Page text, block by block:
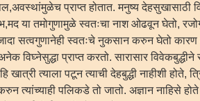
प्राप्त होतात. मनुष्य देहसुखासाठी
या तमोगुणामुळे स्वतःचा नाश ओढवून घेतो,
जादा सत्वगुणानेही स्वतःचे नुकसान करुन घेतो कारण
विघ्नेसुद्धा प्राप्त करतो. सारासार विवेकबुद्धीने
खात्री त्याला पटून त्याची देहबुद्धी नाहीशी होते,
त्यांच्याही पलिकडे तो जातो. अज्ञान नाहिसे